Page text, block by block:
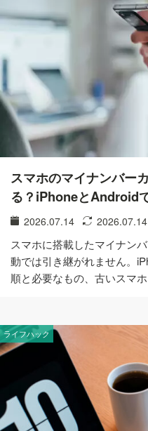
スマホのマイナンバー
る？iPhoneとAndroid
2026.07.14 2026.07.14
スマホに搭載したマイナン
動では引き継がれません。
順と必要なもの、古いスマ
ライフハック